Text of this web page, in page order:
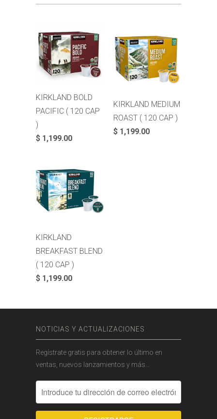
KIRKLAND BOLD
PACIFIC ( 120 CAP
)
$ 1,199.00
KIRKLAND MEDIUM
ROAST ( 120 CAP )
$ 1,199.00
KIRKLAND
BREAKFAST BLEND
( 120 CAP )
$ 1,199.00
NOTICIAS Y ACTUALIZACIONES
Regístrate gratis para obtener lo último en
ventas, nuevos lanzamientos y más…